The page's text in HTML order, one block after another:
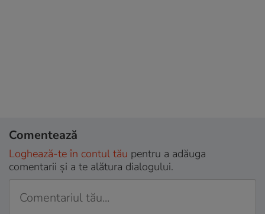
Comentează
Loghează-te în contul tău pentru a adăuga
comentarii și a te alătura dialogului.